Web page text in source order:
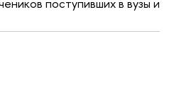
поступивших в вузы и